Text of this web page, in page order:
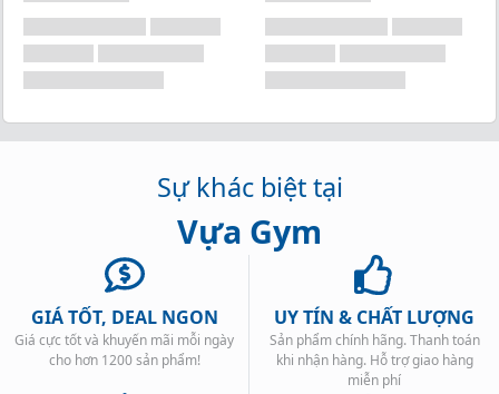
Sự khác biệt tại
Vựa Gym
GIÁ TỐT, DEAL NGON
Giá cực tốt và khuyến mãi mỗi ngày
cho hơn 1200 sản phẩm!
UY TÍN & CHẤT LƯỢNG
Sản phẩm chính hãng. Thanh toán
khi nhận hàng. Hỗ trợ giao hàng
miễn phí